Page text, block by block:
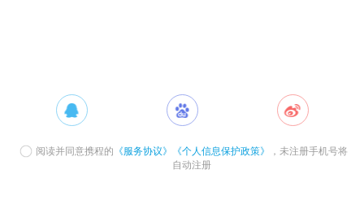
阅读并同意携程的 《服务协议》 《个人信息保护政策》
，未注册手机号将
自动注册